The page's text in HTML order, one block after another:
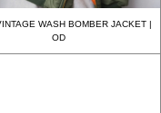
WASH BOMBER JACKET |
OD